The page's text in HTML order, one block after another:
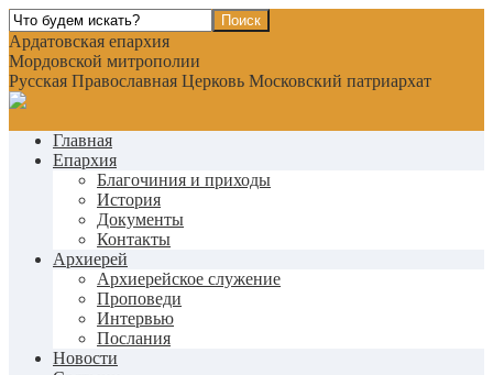
Ардатовская епархия
Мордовской митрополии
Русская Православная Церковь Московский патриархат
Главная
Епархия
Благочиния и приходы
История
Документы
Контакты
Архиерей
Архиерейское служение
Проповеди
Интервью
Послания
Новости